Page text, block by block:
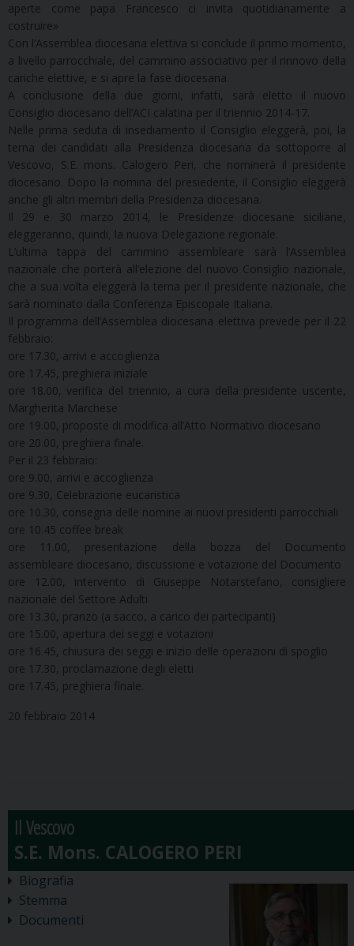
aperte come papa Francesco ci invita quotidianamente a
costruire»
Con l’Assemblea diocesana elettiva si conclude il primo momento,
a livello parrocchiale, del cammino associativo per il rinnovo della
cariche elettive, e si apre la fase diocesana.
A conclusione della due giorni, infatti, sarà eletto il nuovo
Consiglio diocesano dell’ACI calatina per il triennio 2014-17.
Nelle prima seduta di insediamento il Consiglio eleggerà, poi, la
terna dei candidati alla Presidenza diocesana da sottoporre al
Vescovo, S.E. mons. Calogero Peri, che nominerà il presidente
diocesano. Dopo la nomina del presiedente, il Consiglio eleggerà
anche gli altri membri della Presidenza diocesana.
Il 29 e 30 marzo 2014, le Presidenze diocesane siciliane,
eleggeranno, quindi, la nuova Delegazione regionale.
L’ultima tappa del cammino assembleare sarà l’Assemblea
nazionale che porterà all’elezione del nuovo Consiglio nazionale,
che a sua volta eleggerà la terna per il presidente nazionale, che
sarà nominato dalla Conferenza Episcopale Italiana.
Il programma dell’Assemblea diocesana elettiva prevede per il 22
febbraio:
ore 17.30, arrivi e accoglienza
ore 17.45, preghiera iniziale
ore 18.00, verifica del triennio, a cura della presidente uscente,
Margherita Marchese
ore 19.00, proposte di modifica all’Atto Normativo diocesano
ore 20.00, preghiera finale.
Per il 23 febbraio:
ore 9.00, arrivi e accoglienza
ore 9.30, Celebrazione eucaristica
ore 10.30, consegna delle nomine ai nuovi presidenti parrocchiali
ore 10.45 coffee break
ore 11.00, presentazione della bozza del Documento
assembleare diocesano, discussione e votazione del Documento
ore 12.00, intervento di Giuseppe Notarstefano, consigliere
nazionale del Settore Adulti
ore 13.30, pranzo (a sacco, a carico dei partecipanti)
ore 15.00, apertura dei seggi e votazioni
ore 16.45, chiusura dei seggi e inizio delle operazioni di spoglio
ore 17.30, proclamazione degli eletti
ore 17.45, preghiera finale.
20 febbraio 2014
Il Vescovo
Biografia
Stemma
Documenti